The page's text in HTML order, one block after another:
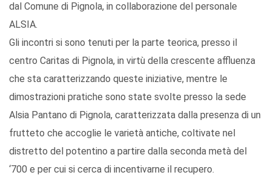
dal Comune di Pignola, in collaborazione del personale
ALSIA.
Gli incontri si sono tenuti per la parte teorica, presso il
centro Caritas di Pignola, in virtù della crescente affluenza
che sta caratterizzando queste iniziative, mentre le
dimostrazioni pratiche sono state svolte presso la sede
Alsia Pantano di Pignola, caratterizzata dalla presenza di un
frutteto che accoglie le varietà antiche, coltivate nel
distretto del potentino a partire dalla seconda metà del
‘700 e per cui si cerca di incentivarne il recupero.